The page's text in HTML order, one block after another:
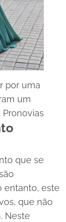
por uma
um
Pronovias
que se
entanto, este
que não
Neste